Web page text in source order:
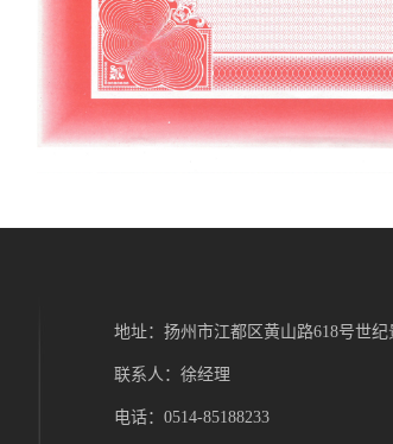
地址：扬州市江都区黄山路618号世纪
联系人：徐经理
电话：0514-85188233